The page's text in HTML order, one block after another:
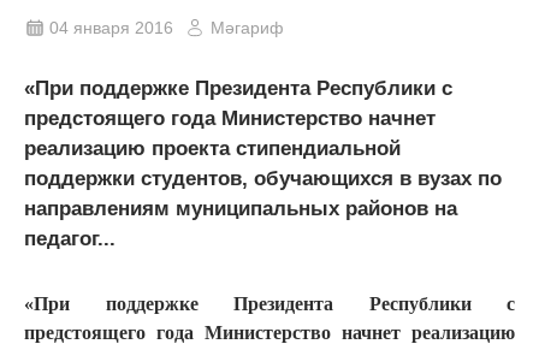
04 января 2016 Мәгариф
«При поддержке Президента Республики с
предстоящего года Министерство начнет
реализацию проекта стипендиальной
поддержки студентов, обучающихся в вузах по
направлениям муниципальных районов на
педагог...
«При поддержке Президента Республики с
предстоящего года Министерство начнет реализацию